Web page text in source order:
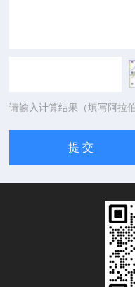
请输入计算结果（填写阿拉